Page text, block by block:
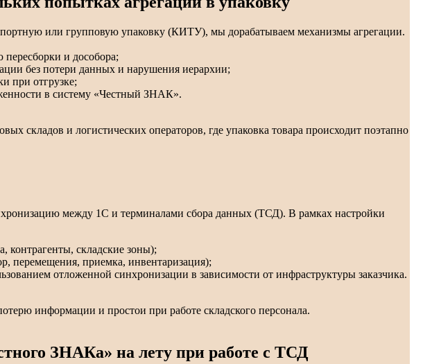
или групповую упаковку (КИТУ), мы дорабатываем механизмы агрегации.
и дособора;
без потери данных и нарушения иерархии;
при отгрузке;
в систему «Честный ЗНАК».
складов и логистических операторов, где упаковка товара происходит поэтапно
между 1С и терминалами сбора данных (ТСД). В рамках настройки
контрагенты, складские зоны);
перемещения, приемка, инвентаризация);
отложенной синхронизации в зависимости от инфраструктуры заказчика.
информации и простои при работе складского персонала.
ЗНАКа» на лету при работе с ТСД